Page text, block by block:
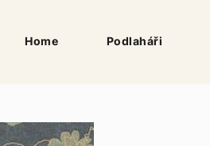
Home Podlaháři